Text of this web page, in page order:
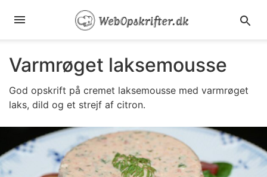
Varmrøget laksemousse
God opskrift på cremet laksemousse med varmrøget
laks, dild og et strejf af citron.